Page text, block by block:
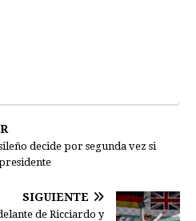
decide por segunda vez si
SIGUIENTE
de Ricciardo y